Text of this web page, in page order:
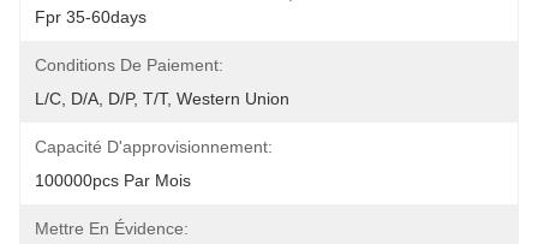
Fpr 35-60days
Conditions De Paiement:
L/C, D/A, D/P, T/T, Western Union
Capacité D'approvisionnement:
100000pcs Par Mois
Mettre En Évidence: